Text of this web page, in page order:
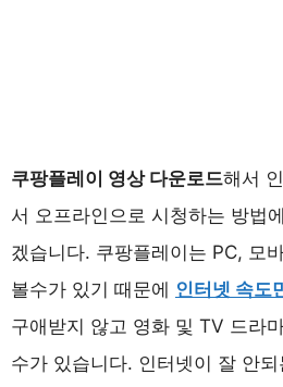
쿠팡플레이 영상 다운로드해서
서 오프라인으로 시청하는 방법
겠습니다. 쿠팡플레이는 PC, 모
볼수가 있기 때문에 인터넷 속도
구애받지 않고 영화 및 TV 드라
수가 있습니다. 인터넷이 잘 안